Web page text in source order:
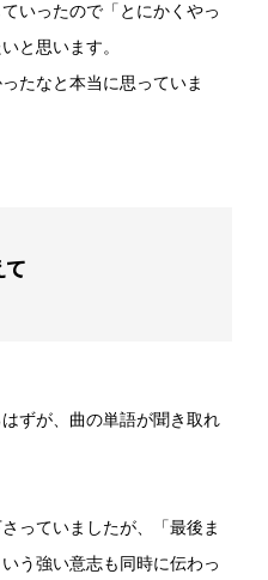
いったので「とにかくやっ
と思います。
たなと本当に思っていま
ずが、曲の単語が聞き取れ
っていましたが、「最後ま
う強い意志も同時に伝わっ